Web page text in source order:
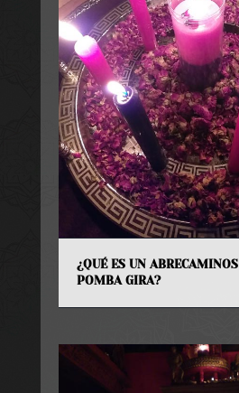
¿QUÉ ES UN ABRECAMINOS
POMBA GIRA?